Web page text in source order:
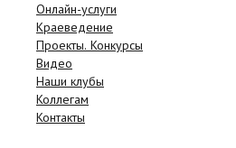
Онлайн-услуги
Краеведение
Проекты. Конкурсы
Видео
Наши клубы
Коллегам
Контакты